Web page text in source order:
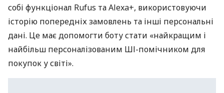
собі функціонал Rufus та Alexa+, використовуючи
історію попередніх замовлень та інші персональні
дані. Це має допомогти боту стати «найкращим і
найбільш персоналізованим ШІ-помічником для
покупок у світі».